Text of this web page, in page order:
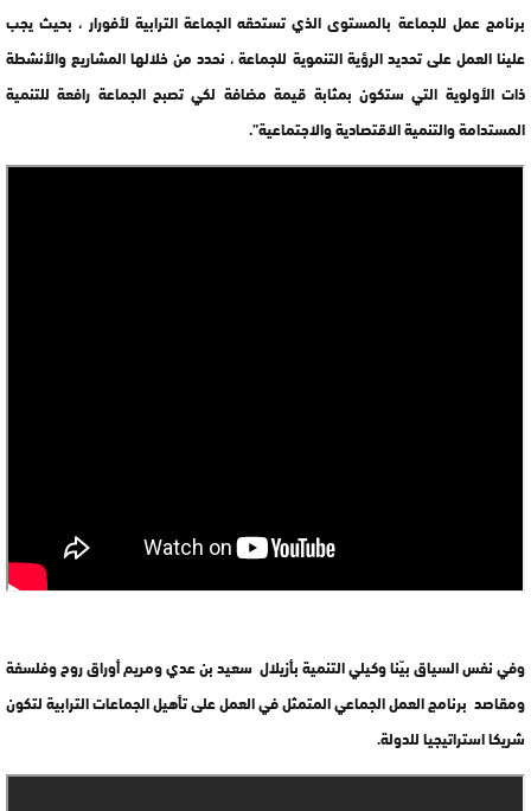
برنامج عمل للجماعة بالمستوى الذي تستحقه الجماعة الترابية لأفورار ، بحيث يجب
علينا العمل على تحديد الرؤية التنموية للجماعة ، نحدد من خلالها المشاريع والأنشطة
ذات الأولوية التي ستكون بمثابة قيمة مضافة لكي تصبح الجماعة رافعة للتنمية
المستدامة والتنمية الاقتصادية والاجتماعية”.
وفي نفس السياق بيّنا وكيلي التنمية بأزيلال سعيد بن عدي ومريم أوراق روح وفلسفة
ومقاصد برنامج العمل الجماعي المتمثل في العمل على تأهيل الجماعات الترابية لتكون
شريكا استراتيجيا للدولة.